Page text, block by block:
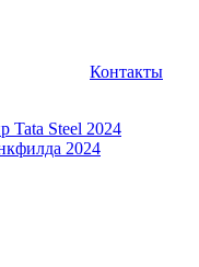
Контакты
Tata Steel 2024
2024